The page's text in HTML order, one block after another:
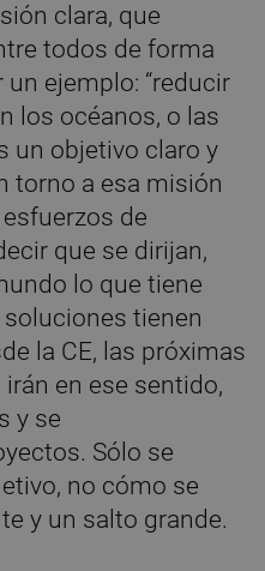
clara, que
todos de forma
ejemplo: “reducir
los océanos, o las
un objetivo claro y
torno a esa misión
de
que se dirijan,
lo que tiene
tienen
la CE, las próximas
en ese sentido,
y se
Sólo se
no cómo se
y un salto grande.